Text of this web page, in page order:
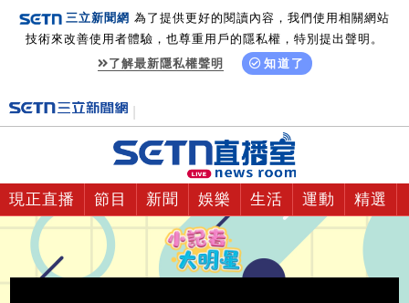
三立新聞網 為了提供更好的閱讀內容，我們使用相關網站
技術來改善使用者體驗，也尊重用戶的隱私權，特別提出聲明。
了解最新隱私權聲明
知道了
現正直播 節目 新聞 娛樂 生活 運動 精選